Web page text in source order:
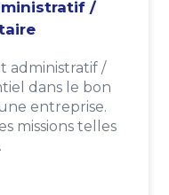
/
administratif /
dans le bon
entreprise.
missions telles